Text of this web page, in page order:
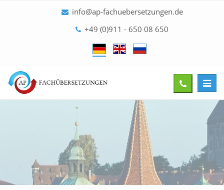
info@ap-fachuebersetzungen.de
+49 (0)911 - 650 08 650
Give
us